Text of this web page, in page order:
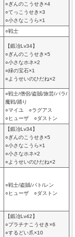
○ぎんのこうせき×4
○てっこうせき×3
○小さなこうら×1
○戦士
【鍛冶Lv34】
○ぎんのこうせき×5
○小さなホネ×2
○緑の宝石×1
○ようせいのひだね×2
○戦士/僧侶/盗賊/旅芸/パラ/
魔戦/踊り
○マイユ ○ラグアス
○ヒューザ ○ダストン
【鍛冶Lv34】
○ぎんのこうせき×5
○小さなこうら×1
○小さなホネ×2
○ようせいのひだね×2
○戦士/盗賊/バト/レン
○ヒューザ ○ダストン
【鍛冶Lv42】
○プラチナこうせき×6
○するどい爪×10